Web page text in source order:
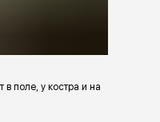
поле, у костра и на